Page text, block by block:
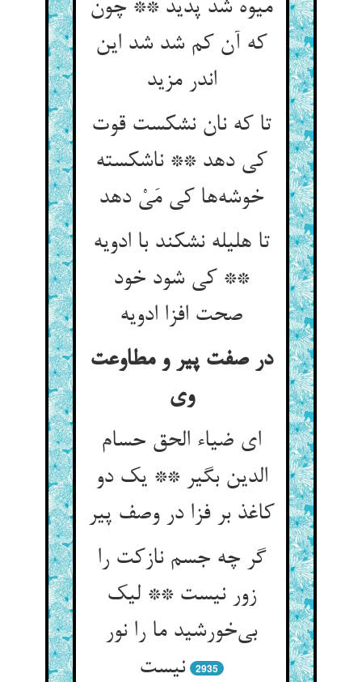
میوه شد پدید ** چون
که آن کم شد شد این
اندر مزید
تا که نان نشکست قوت
کی دهد ** ناشکسته
خوشه‌ها کی مَیْ دهد
تا هلیله نشکند با ادویه
** کی شود خود
در صفت پیر و مطاوعت
وی‌‌
ای ضیاء الحق حسام
الدین بگیر ** یک دو
کاغذ بر فزا در وصف پیر
گر چه جسم نازکت را
زور نیست ** لیک
بی‌‌خورشید ما را نور
نیست‌‌
2935